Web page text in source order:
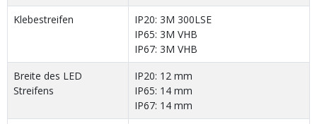
Klebestreifen
IP20: 3M 300LSE
IP65: 3M VHB
IP67: 3M VHB
Breite des LED
Streifens
IP20: 12 mm
IP65: 14 mm
IP67: 14 mm